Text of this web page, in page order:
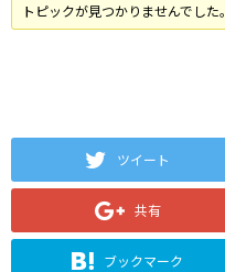
トピックが見つかりませんでした。
ツイート
共有
ブックマーク